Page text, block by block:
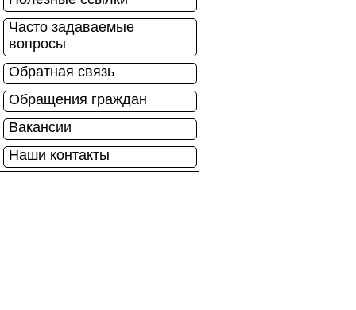
Часто задаваемые
вопросы
Обратная связь
Обращения граждан
Вакансии
Наши контакты